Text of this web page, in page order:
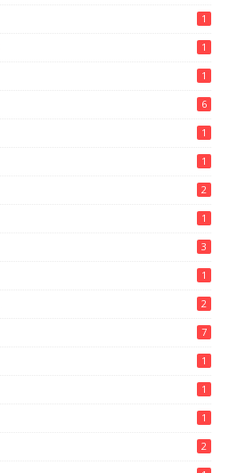
1
1
1
6
1
1
2
1
3
1
2
7
1
1
1
2